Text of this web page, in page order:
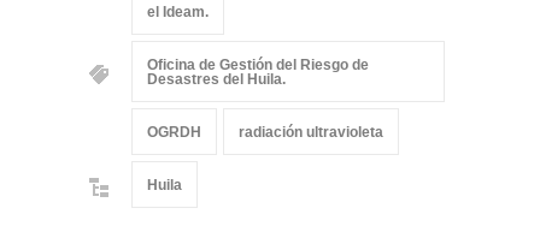
el Ideam.
Oficina de Gestión del Riesgo de
Desastres del Huila.
OGRDH radiación ultravioleta
Huila